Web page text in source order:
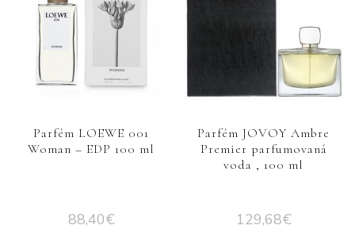
Parfém LOEWE 001
Woman – EDP 100 ml
88,40€
Parfém JOVOY Ambre
Premier parfumovaná
voda , 100 ml
129,68€